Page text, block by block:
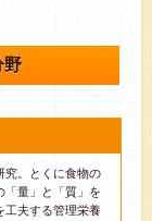
野
究。とくに食物の
「量」と「質」を
工夫する管理栄養